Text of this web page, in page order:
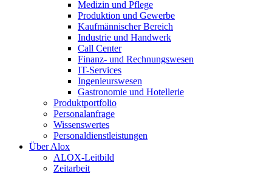
Medizin und Pflege
Produktion und Gewerbe
Kaufmännischer Bereich
Industrie und Handwerk
Call Center
Finanz- und Rechnungswesen
IT-Services
Ingenieurswesen
Gastronomie und Hotellerie
Produktportfolio
Personalanfrage
Wissenswertes
Personaldienstleistungen
Über Alox
ALOX-Leitbild
Zeitarbeit